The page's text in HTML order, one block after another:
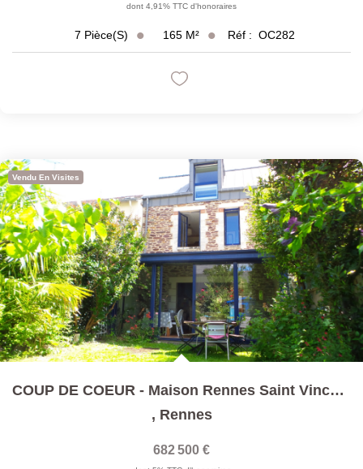
dont 4,91% TTC d'honoraires
7 Pièce(s) 165 M² Réf : OC282
Vendu En Visites
COUP DE COEUR - Maison Rennes Saint Vincent T6 Lumineuse...
, Rennes
682 500 €